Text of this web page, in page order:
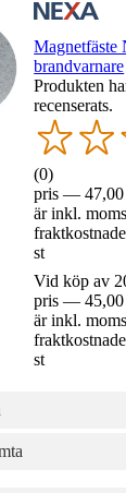
brandvarnare
Produkten
recenserats.
(0)
pris —
är inkl.
st
Vid köp av
pris —
är inkl.
st